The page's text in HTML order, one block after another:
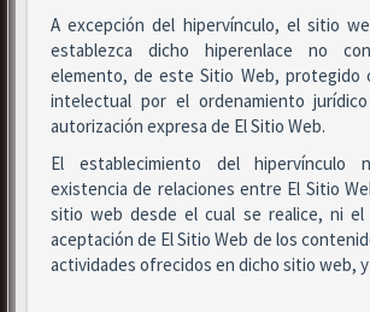
A excepción del hipervínculo, el sitio
establezca dicho hiperenlace no
elemento, de este Sitio Web, protegido
intelectual por el ordenamiento
autorización expresa de El Sitio Web.
El establecimiento del hipervínculo
existencia de relaciones entre El Sitio
sitio web desde el cual se realice, ni el
aceptación de El Sitio Web de los
actividades ofrecidos en dicho sitio web,